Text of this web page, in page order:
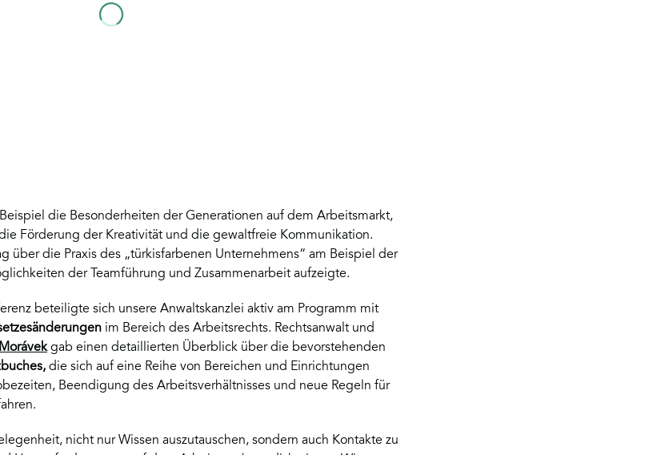
die Besonderheiten der Generationen auf dem Arbeitsmarkt,
Förderung der Kreativität und die gewaltfreie Kommunikation.
über die Praxis des „türkisfarbenen Unternehmens“ am Beispiel der
der Teamführung und Zusammenarbeit aufzeigte.
beteiligte sich unsere Anwaltskanzlei aktiv am Programm mit
im Bereich des Arbeitsrechts. Rechtsanwalt und
gab einen detaillierten Überblick über die bevorstehenden
die sich auf eine Reihe von Bereichen und Einrichtungen
Beendigung des Arbeitsverhältnisses und neue Regeln für
nicht nur Wissen auszutauschen, sondern auch Kontakte zu